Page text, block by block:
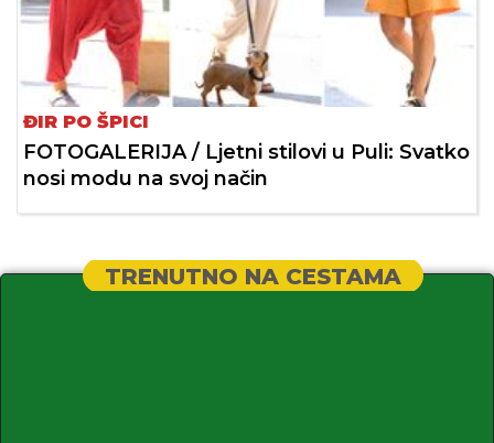
ĐIR PO ŠPICI
FOTOGALERIJA / Ljetni stilovi u Puli: Svatko
nosi modu na svoj način
TRENUTNO NA CESTAMA